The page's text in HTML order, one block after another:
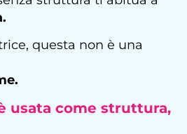
questa non è una
usata come struttura,